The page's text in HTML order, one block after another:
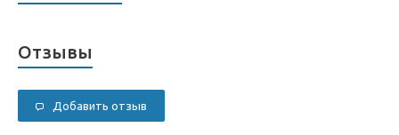
Отзывы
Добавить отзыв